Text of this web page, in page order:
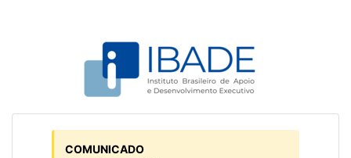
COMUNICADO